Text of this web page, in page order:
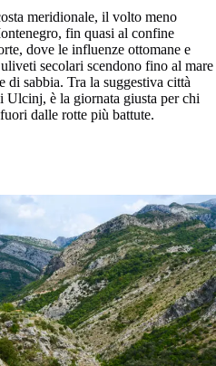
meridionale, il volto meno
fin quasi al confine
dove le influenze ottomane e
secolari scendono fino al mare
di sabbia. Tra la suggestiva città
è la giornata giusta per chi
dalle rotte più battute.